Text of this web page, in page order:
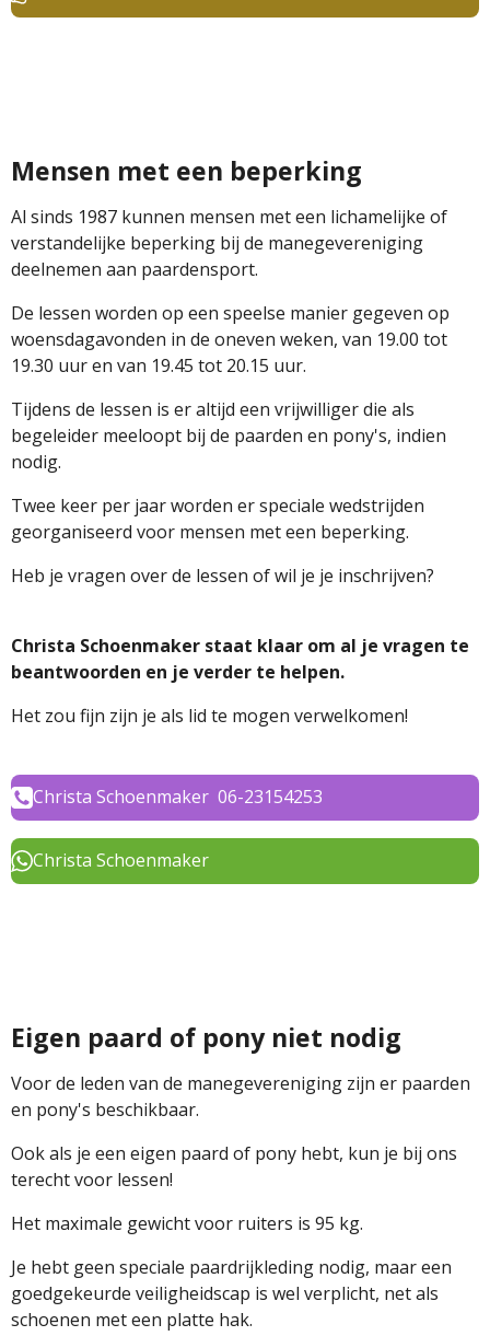
Mensen met een beperking
Al sinds 1987 kunnen mensen met een lichamelijke of
verstandelijke beperking bij de manegevereniging
deelnemen aan paardensport.
De lessen worden op een speelse manier gegeven op
woensdagavonden in de oneven weken, van 19.00 tot
19.30 uur en van 19.45 tot 20.15 uur.
Tijdens de lessen is er altijd een vrijwilliger die als
begeleider meeloopt bij de paarden en pony's, indien
nodig.
Twee keer per jaar worden er speciale wedstrijden
georganiseerd voor mensen met een beperking.
Heb je vragen over de lessen of wil je je inschrijven?
Christa Schoenmaker staat klaar om al je vragen te
beantwoorden en je verder te helpen.
Het zou fijn zijn je als lid te mogen verwelkomen!
Christa Schoenmaker 06-23154253
Christa Schoenmaker
Eigen paard of pony niet nodig
Voor de leden van de manegevereniging zijn er paarden
en pony's beschikbaar.
Ook als je een eigen paard of pony hebt, kun je bij ons
terecht voor lessen!
Het maximale gewicht voor ruiters is 95 kg.
Je hebt geen speciale paardrijkleding nodig, maar een
goedgekeurde veiligheidscap is wel verplicht, net als
schoenen met een platte hak.